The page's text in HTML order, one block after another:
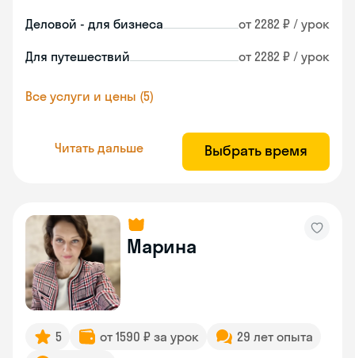
Деловой - для бизнеса от 2282 ₽ / урок
Для путешествий от 2282 ₽ / урок
Все услуги и цены (5)
Читать дальше Выбрать время
Марина
5 от 1590 ₽ за урок
29 лет опыта